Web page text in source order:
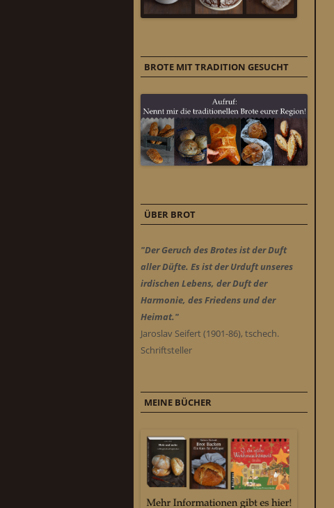
BROTE MIT TRADITION GESUCHT
ÜBER BROT
"Der Geruch des Brotes ist der Duft
aller Düfte. Es ist der Urduft unseres
irdischen Lebens, der Duft der
Harmonie, des Friedens und der
Heimat."
Jaroslav Seifert (1901-86), tschech.
Schriftsteller
MEINE BÜCHER